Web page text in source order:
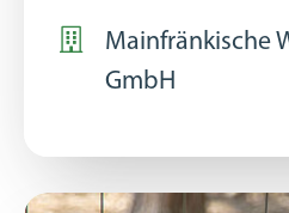
Mainfränkische
GmbH